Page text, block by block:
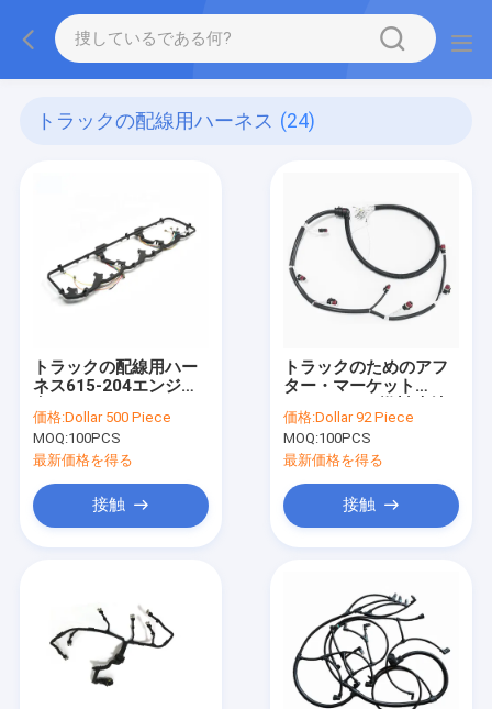
トラックの配線用ハーネス (24)
トラックの配線用ハー
ネス615-204エンジン
取りなさい
価格:Dollar 500 Piece
MOQ:100PCS
最新価格を得る
接触
トラックのためのアフ
ター・マーケット
装置の配線用ハーネス
価格:Dollar 92 Piece
MOQ:100PCS
最新価格を得る
接触